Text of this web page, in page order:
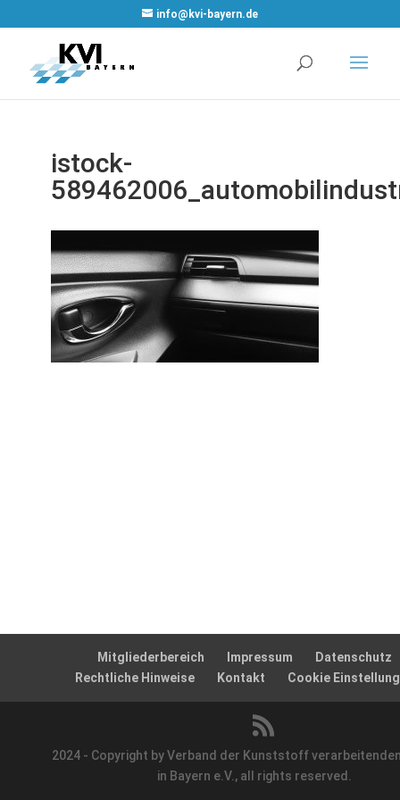
info@kvi-bayern.de
istock-
Mitgliederbereich Impressum
Datenschutz
Rechtliche Hinweise
Kontakt Cookie
2024 - Copyright by Verband der Kunststoff
in Bayern e.V., all rights reserved.